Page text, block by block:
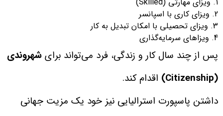
ویزای کاری با اسپانسر
ویزای تحصیلی با امکان تبدیل به کار
ویزاهای سرمایه‌گذاری
پس از چند سال کار و زندگی، فرد می‌تواند برای شهروندی
(Citizenship)
اقدام کند.
داشتن پاسپورت استرالیایی نیز خود یک مزیت جهانی